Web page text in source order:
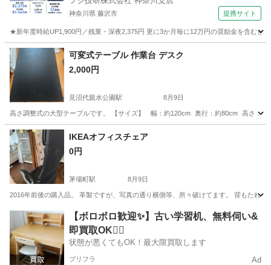
神奈川県 藤沢市 提携サイト
★新年度時給UP1,900円／残業・深夜2,375円 更に3か月毎に12万円の奨励金を含む
神奈川 藤沢市 その他
可変式テーブル 作業台 デスク
2,000円
見沼代親水公園駅 8月9日
高さ調整式の大型テーブルです。 【サイズ】 幅：約120cm 奥行：約80cm 高さ：約
東京 足立区 見沼代親水公園駅
IKEAオフィスチェア
0円
茅場町駅 8月9日
2016年前後の購入品。 革製ですが、写真の通り横側等、所々破けてます。 背もたれに
東京 中央区 茅場町駅 椅子
【ボロボロ歓迎✨】古い学習机、無料伺い&
即買取OK🙆‍♀️
状態が悪くてもOK！最大限買取します
プリフラ Ad